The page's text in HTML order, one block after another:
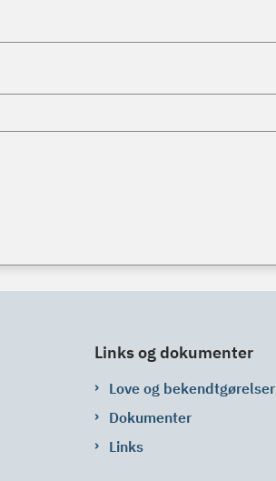
Links og dokumenter
Love og bekendtgørelser
Dokumenter
Links